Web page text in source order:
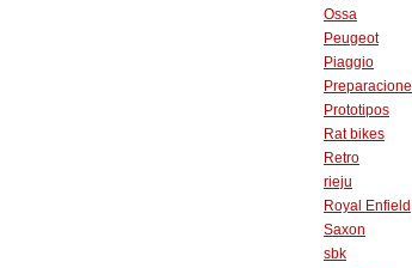
Ossa
Peugeot
Piaggio
Prototipos
Rat bikes
Retro
rieju
Royal Enfield
Saxon
sbk